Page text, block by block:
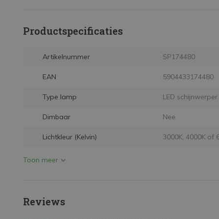
Productspecificaties
Artikelnummer SP174480
EAN 5904433174480
Type lamp LED schijnwerper
Dimbaar Nee
Lichtkleur (Kelvin) 3000K, 4000K of
Toon meer
Reviews